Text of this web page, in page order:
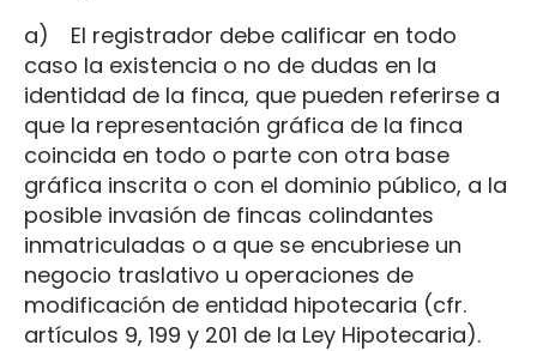
a) El registrador debe calificar en todo
caso la existencia o no de dudas en la
identidad de la finca, que pueden referirse a
que la representación gráfica de la finca
coincida en todo o parte con otra base
gráfica inscrita o con el dominio público, a la
posible invasión de fincas colindantes
inmatriculadas o a que se encubriese un
negocio traslativo u operaciones de
modificación de entidad hipotecaria (cfr.
artículos 9, 199 y 201 de la Ley Hipotecaria).